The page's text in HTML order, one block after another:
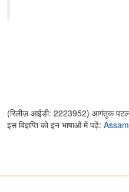
(रिलीज़ आईडी: 2223952) आगंतुक
इस विज्ञप्ति को इन भाषाओं में पढ़ें: